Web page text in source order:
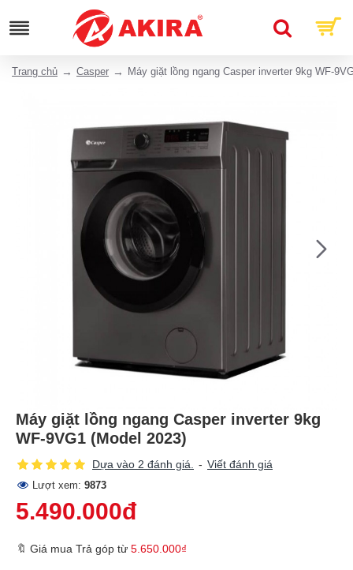
Trang chủ Casper Máy giặt lồng ngang Casper inverter 9kg WF-
Máy giặt lồng ngang Casper inverter 9kg
WF-9VG1 (Model 2023)
Dựa vào 2 đánh giá. - Viết đánh giá
Lượt xem: 9873
5.490.000đ
🔖 Giá mua Trả góp từ 5.650.000₫